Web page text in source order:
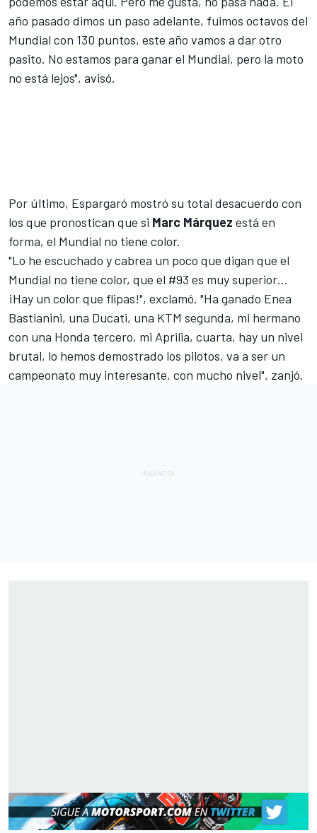
año pasado dimos un paso adelante, fuimos octavos del
Mundial con 130 puntos, este año vamos a dar otro
pasito. No estamos para ganar el Mundial, pero la moto
no está lejos", avisó.
Por último, Espargaró mostró su total desacuerdo con
los que pronostican que si Marc Márquez está en
forma, el Mundial no tiene color.
"Lo he escuchado y cabrea un poco que digan que el
Mundial no tiene color, que el #93 es muy superior…
¡Hay un color que flipas!", exclamó. "Ha ganado Enea
Bastianini, una Ducati, una KTM segunda, mi hermano
con una Honda tercero, mi Aprilia, cuarta, hay un nivel
brutal, lo hemos demostrado los pilotos, va a ser un
campeonato muy interesante, con mucho nivel", zanjó.